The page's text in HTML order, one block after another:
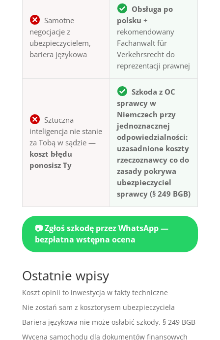
Samotne
negocjacje z
ubezpieczycielem,
bariera językowa
Obsługa po
polsku +
rekomendowany
Fachanwalt für
Verkehrsrecht do
reprezentacji prawnej
Sztuczna
inteligencja nie stanie
za Tobą w sądzie —
koszt błędu
ponosisz Ty
Szkoda z OC
sprawcy w
Niemczech przy
jednoznacznej
odpowiedzialności:
uzasadnione koszty
rzeczoznawcy co do
zasady pokrywa
ubezpieczyciel
sprawcy (§ 249 BGB)
📷 Zgłoś szkodę przez WhatsApp —
bezpłatna wstępna ocena
Ostatnie wpisy
Koszt opinii to inwestycja w fakty techniczne
Nie zostań sam z kosztorysem ubezpieczyciela
Bariera językowa nie może osłabić szkody. § 249 BGB
Wycena samochodu dla dokumentów finansowych